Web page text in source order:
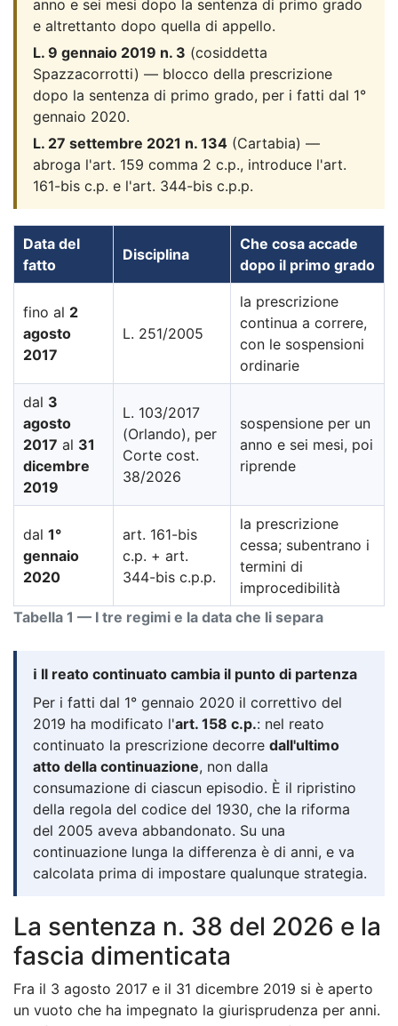
anno e sei mesi dopo la sentenza di primo grado
e altrettanto dopo quella di appello.
L. 9 gennaio 2019 n. 3 (cosiddetta
Spazzacorrotti) — blocco della prescrizione
dopo la sentenza di primo grado, per i fatti dal 1°
gennaio 2020.
L. 27 settembre 2021 n. 134 (Cartabia) —
abroga l'art. 159 comma 2 c.p., introduce l'art.
161-bis c.p. e l'art. 344-bis c.p.p.
Tabella 1 — I tre regimi e la data che li separa
Data del
fatto
Disciplina
Che cosa accade
dopo il primo grado
fino al 2
agosto
2017
L. 251/2005
la prescrizione
continua a correre,
con le sospensioni
ordinarie
dal 3
agosto
2017 al 31
dicembre
2019
L. 103/2017
(Orlando), per
Corte cost.
38/2026
sospensione per un
anno e sei mesi, poi
riprende
dal 1°
gennaio
2020
art. 161-bis
c.p. + art.
344-bis c.p.p.
la prescrizione
cessa; subentrano i
termini di
improcedibilità
ℹ️ Il reato continuato cambia il punto di partenza
Per i fatti dal 1° gennaio 2020 il correttivo del
2019 ha modificato l'art. 158 c.p.: nel reato
continuato la prescrizione decorre dall'ultimo
atto della continuazione, non dalla
consumazione di ciascun episodio. È il ripristino
della regola del codice del 1930, che la riforma
del 2005 aveva abbandonato. Su una
continuazione lunga la differenza è di anni, e va
calcolata prima di impostare qualunque strategia.
La sentenza n. 38 del 2026 e la
fascia dimenticata
Fra il 3 agosto 2017 e il 31 dicembre 2019 si è aperto
un vuoto che ha impegnato la giurisprudenza per anni.